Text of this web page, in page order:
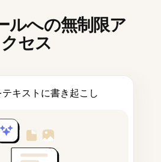
ルへの無制限ア
クセス
キストに書き起こし